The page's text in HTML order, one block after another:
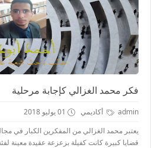
فكر محمد الغزالي كإجابة مرحلية
admin أكاديمي
01 يوليو 2018
يعتبر محمد الغزالي من المفكرين الكبار في
قضايا كبيرة كانت كفيلة بزعزعة عقيدة معينة